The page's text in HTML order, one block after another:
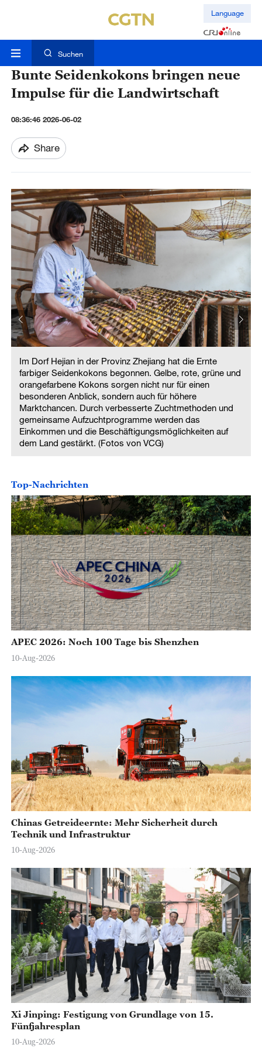
Language
Suchen
Bunte Seidenkokons bringen neue
Impulse für die Landwirtschaft
08:36:46 2026-06-02
Share
Im Dorf Hejian in der Provinz Zhejiang hat die Ernte
farbiger Seidenkokons begonnen. Gelbe, rote, grüne und
orangefarbene Kokons sorgen nicht nur für einen
besonderen Anblick, sondern auch für höhere
Marktchancen. Durch verbesserte Zuchtmethoden und
gemeinsame Aufzuchtprogramme werden das
Einkommen und die Beschäftigungsmöglichkeiten auf
dem Land gestärkt. (Fotos von VCG)
Top-Nachrichten
APEC 2026: Noch 100 Tage bis Shenzhen
10-Aug-2026
Chinas Getreideernte: Mehr Sicherheit durch
Technik und Infrastruktur
10-Aug-2026
Xi Jinping: Festigung von Grundlage von 15.
Fünfjahresplan
10-Aug-2026